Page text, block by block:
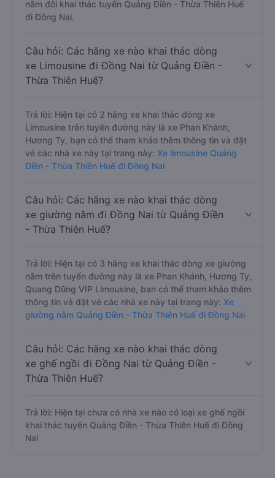
nằm đôi khai thác tuyến Quảng Điền - Thừa Thiên Huế
đi Đồng Nai.
Câu hỏi: Các hãng xe nào khai thác dòng
xe Limousine đi Đồng Nai từ Quảng Điền -
Thừa Thiên Huế?
Trả lời: Hiện tại có 2 hãng xe khai thác dòng xe
Limousine trên tuyến đường này là xe Phan Khánh,
Hương Ty, bạn có thể tham khảo thêm thông tin và đặt
vé các nhà xe này tại trang này: Xe limousine Quảng
Điền - Thừa Thiên Huế đi Đồng Nai
Câu hỏi: Các hãng xe nào khai thác dòng
xe giường nằm đi Đồng Nai từ Quảng Điền
- Thừa Thiên Huế?
Trả lời: Hiện tại có 3 hãng xe khai thác dòng xe giường
nằm trên tuyến đường này là xe Phan Khánh, Hương Ty,
Quang Dũng VIP Limousine, bạn có thể tham khảo thêm
thông tin và đặt vé các nhà xe này tại trang này: Xe
giường nằm Quảng Điền - Thừa Thiên Huế đi Đồng Nai
Câu hỏi: Các hãng xe nào khai thác dòng
xe ghế ngồi đi Đồng Nai từ Quảng Điền -
Thừa Thiên Huế?
Trả lời: Hiện tại chưa có nhà xe nào có loại xe ghế ngồi
khai thác tuyến Quảng Điền - Thừa Thiên Huế đi Đồng
Nai